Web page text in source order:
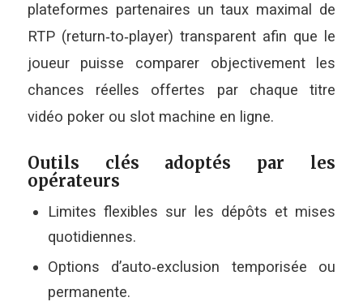
plateformes partenaires un taux maximal de
RTP (return‑to‑player) transparent afin que le
joueur puisse comparer objectivement les
chances réelles offertes par chaque titre
vidéo poker ou slot machine en ligne.
Outils clés adoptés par les
opérateurs
Limites flexibles sur les dépôts et mises
quotidiennes.
Options d’auto‑exclusion temporisée ou
permanente.